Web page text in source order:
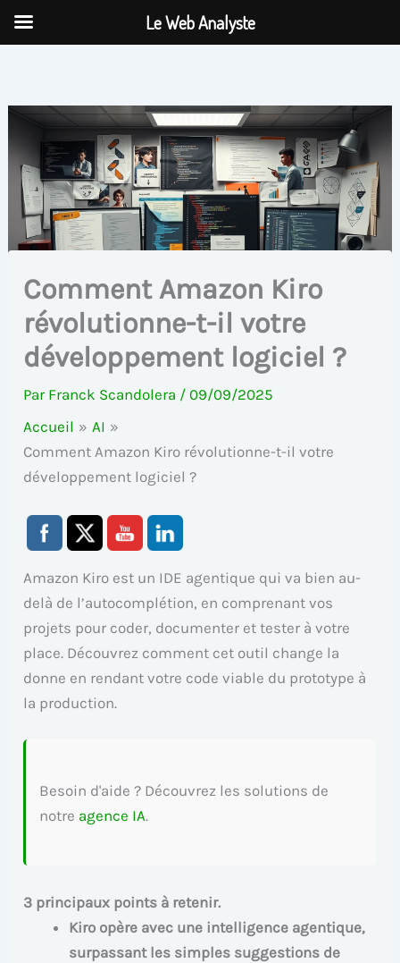
Aller
Comment Amazon Kiro
révolutionne-t-il votre
développement logiciel ?
Par Franck Scandolera /09/09/2025
Accueil
AI
Comment Amazon Kiro révolutionne-t-il votre
développement logiciel ?
Amazon Kiro est un IDE agentique qui va bien au-
delà de l’autocomplétion, en comprenant vos
projets pour coder, documenter et tester à votre
place. Découvrez comment cet outil change la
donne en rendant votre code viable du prototype à
la production.
Besoin d'aide ? Découvrez les solutions de
notre agence IA.
3 principaux points à retenir.
Kiro opère avec une intelligence agentique,
surpassant les simples suggestions de
Le Web Analyste